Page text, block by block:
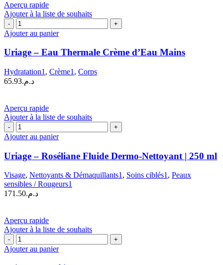
30
ML
Aperçu rapide
Ajouter à la liste de souhaits
quantité
de
–
Eau
Thermale
Crème
d’Eau
Ajouter au panier
Uriage – Eau Thermale Crème d’Eau Mains
Hydratation1 , Crème1 , Corps
د.م.65.93
Aperçu rapide
Ajouter à la liste de souhaits
quantité
de
–
Roséliane
Fluide
Dermo-
Nettoyant
|
Ajouter au panier
Uriage – Roséliane Fluide Dermo-Nettoyant | 250 ml
Visage, Nettoyants & Démaquillants1, Soins ciblés1, Peaux
sensibles / Rougeurs1
د.م.171.50
Aperçu rapide
Ajouter à la liste de souhaits
quantité
de
Ajouter au panier